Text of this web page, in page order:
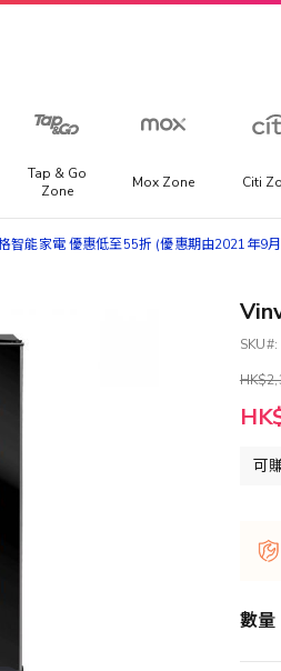
Tap & Go
Zone
Mox Zone Citi
智能家電 優惠低至55折 (優惠期由2021年9
SKU
特
殊
可
數量